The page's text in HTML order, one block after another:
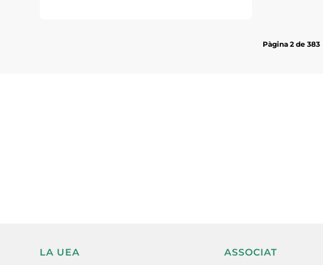
Pàgina 2 de 383
LA UEA ASSOCIAT